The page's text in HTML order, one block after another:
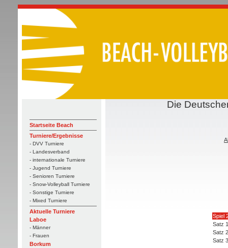
Startseite Beach
Turniere/Ergebnisse
- DVV Turniere
- Landesverband
- internationale Turniere
- Jugend Turniere
- Senioren Turniere
- Snow-Volleyball Turniere
- Sonstige Turniere
- Mixed Turniere
Aktuelle Turniere
Laboe
- Männer
- Frauen
Borkum
Die
Spiel
Satz 1
Satz 2
Satz 3